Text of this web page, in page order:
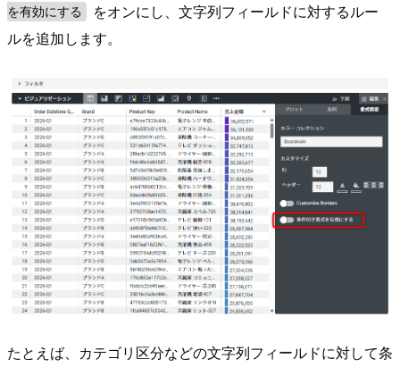
を有効にする
をオンにし、文字列フィールドに対するルー
ルを追加します。
たとえば、カテゴリ区分などの文字列フィールドに対して条